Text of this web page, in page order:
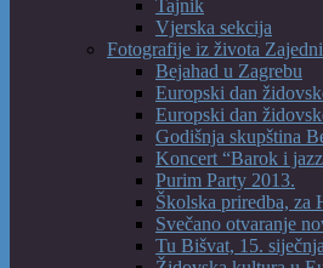
Tajnik
Vjerska sekcija
Fotografije iz života
Bejahad u Zagrebu
Europski dan
Europski dan
Godišnja skupština
Koncert “Barok i
Purim Party 2013.
Školska priredba, za
Svečano otvaranje
Tu Bišvat, 15.